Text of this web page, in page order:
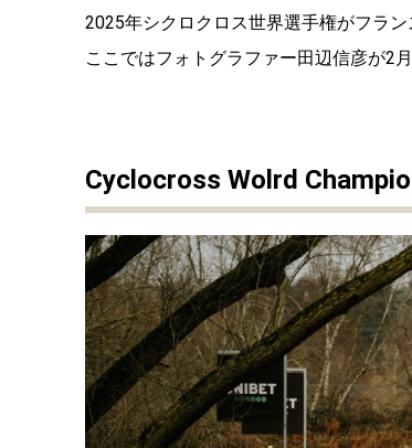
2025年シクロクロス世界選手権がフラ
ここではフォトグラファー田辺信彦が2
Cyclocross Wolrd